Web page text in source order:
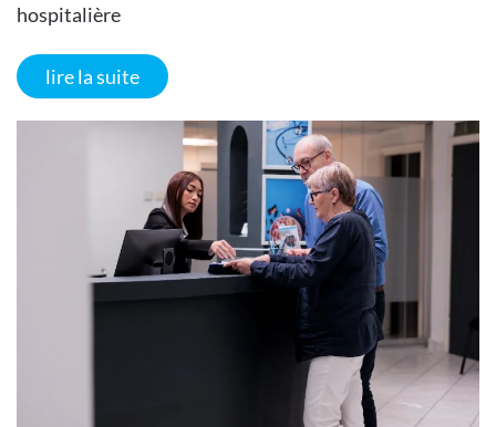
hospitalière
lire la suite